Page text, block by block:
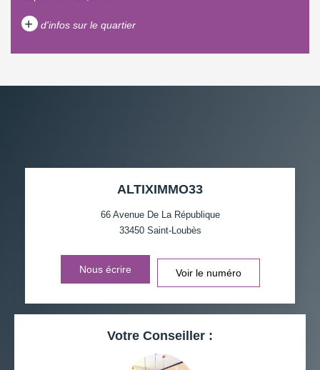
+ d'infos sur le quartier
PART DES MÉNAGES SANS
VOITURE
ECOLES ET CRÈCHES
ALTIXIMMO33
66 Avenue De La République
33450 Saint-Loubès
Nous écrire Voir le numéro
Votre Conseiller :